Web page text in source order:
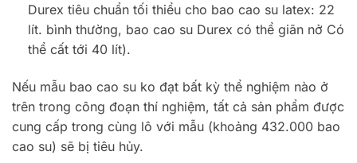
Durex tiêu chuẩn tối thiểu cho bao cao su latex: 22
lít. bình thường, bao cao su Durex có thể giãn nở Có
thể cất tới 40 lít).
Nếu mẫu bao cao su ko đạt bất kỳ thể nghiệm nào ở
trên trong công đoạn thí nghiệm, tất cả sản phẩm được
cung cấp trong cùng lô với mẫu (khoảng 432.000 bao
cao su) sẽ bị tiêu hủy.